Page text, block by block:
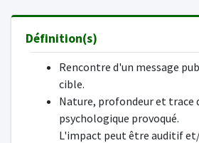
Définition(s)
Rencontre d'un message
cible.
Nature, profondeur et trace
psychologique provoqué.
L'impact peut être auditif